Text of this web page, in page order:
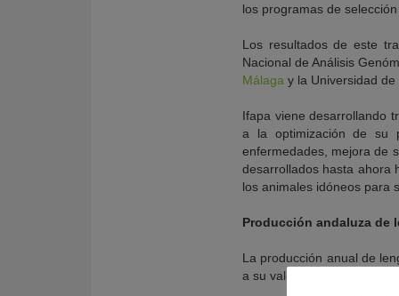
los programas de selección
Los resultados de este
Nacional de Análisis
Málaga y la Universidad
Ifapa viene desarrollando
a la optimización de su
enfermedades, mejora de
desarrollados hasta ahora
los animales idóneos para
Producción andaluza de
La producción anual de
a su valor, rozan los seis